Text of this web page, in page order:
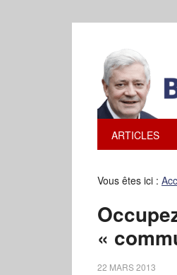
ARTICLES
Vous êtes ici :
«
22 MARS 2013